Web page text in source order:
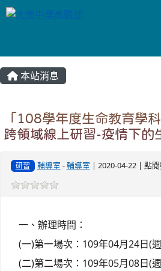
本站消息
「108學年度生命教育學
跨領域線上研習-疫情下的
研習 輔導室 -輔導室 | 2020-04-22 | 點
一、辦理時間：
(一)第一場次：109年04月24日(
(二)第二場次：109年05月08日(